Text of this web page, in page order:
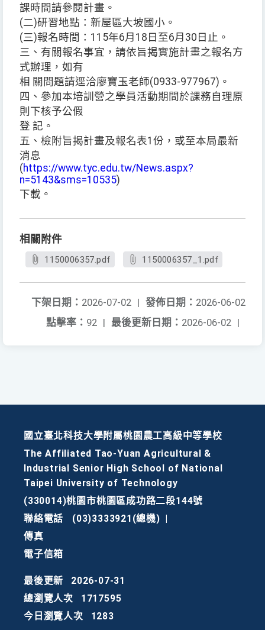
課時間請參閱計畫。
(二)研習地點：新屋區大坡國小。
(三)報名時間：115年6月18日至6月30日止。
三、有關報名事宜，請依旨揭實施計畫之報名方
式辦理，如有
相 關問題請逕洽廖寶玉老師(0933-977967)。
四、參加本培訓營之學員活動期間於課務自理原
則下核予公假
登 記。
五、檢附旨揭計畫及報名表1份，或至本局最新
消息
(https://www.tyc.edu.tw/News.aspx?
n=5143&sms=10535)
下載。
相關附件
1150006357.pdf 1150006357_1.pdf
發佈日期： 2026-06-02
下架日期： 2026-07-02 |
最後更新日期： 2026-06-02 |
點擊率： 92 |
國立臺北科技大學附屬桃園農工高級中等學校
The Affiliated Tao-Yuan Agricultural &
Industrial Senior High School of National
Taipei University of Technology
(330014)桃園市桃園區成功路二段144號
聯絡電話
(03)3333921(總機)
傳真
電子信箱
最後更新
2026-07-31
總瀏覽人次
1717595
今日瀏覽人次
1283